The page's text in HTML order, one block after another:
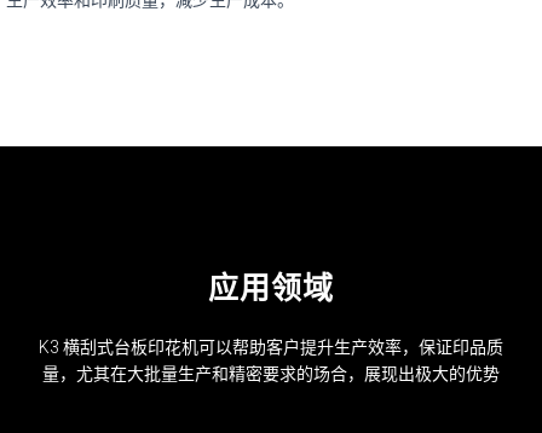
应用领域
K3 横刮式台板印花机可以帮助客户提升生产效率，保证印品质
量，尤其在大批量生产和精密要求的场合，展现出极大的优势